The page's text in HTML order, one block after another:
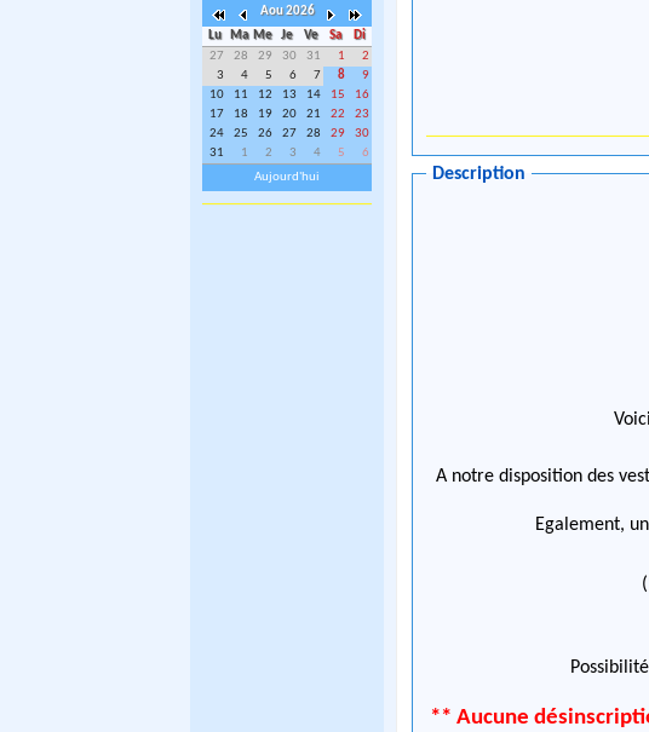
Aou 2026
Lu
Ma Me Je Ve Sa
Di
27
28 29 30 31 1
2
3
4 5 6 7 8
9
10
11 12 13 14 15
16
17
18 19 20 21 22
23
24
25 26 27 28 29
30
31
1 2 3 4 5
6
Aujourd'hui
Description
A notre disposition des
Egalement,
** Aucune